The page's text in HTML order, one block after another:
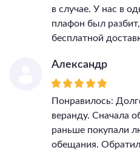
в случае. У нас в
плафон был
бесплатной
Александр
Понравилось:
веранду. Сначала
раньше покупали
обещания.